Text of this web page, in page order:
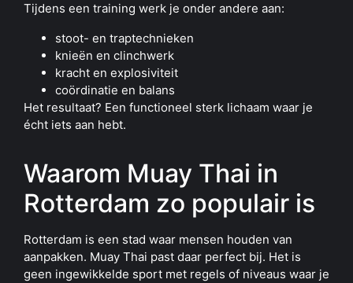
Tijdens een training werk je onder andere aan:
stoot- en traptechnieken
knieën en clinchwerk
kracht en explosiviteit
coördinatie en balans
Het resultaat? Een functioneel sterk lichaam waar je
écht iets aan hebt.
Waarom Muay Thai in
Rotterdam zo populair is
Rotterdam is een stad waar mensen houden van
aanpakken. Muay Thai past daar perfect bij. Het is
geen ingewikkelde sport met regels of niveaus waar je